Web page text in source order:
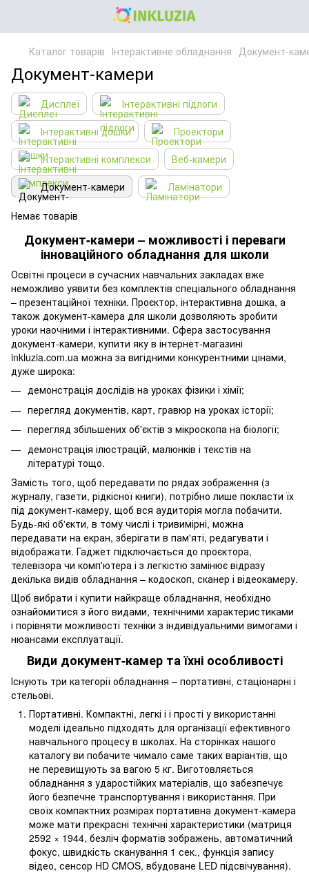
Каталог товарів Інтерактивне обладнання Документ-
Документ-камери
Дисплеї
Інтерактивні підлоги
Інтерактивні дошки
Проектори
Інтерактивні комплекси
Веб-камери
Документ-камери
Ламінатори
Немає товарів
Документ-камери – можливості і переваги
інноваційного обладнання для школи
Освітні процеси в сучасних навчальних закладах вже
неможливо уявити без комплектів спеціального обладнання
– презентаційної техніки. Проєктор, інтерактивна дошка, а
також документ-камера для школи дозволяють зробити
уроки наочними і інтерактивними. Сфера застосування
документ-камери, купити яку в інтернет-магазині
inkluzia.com.ua можна за вигідними конкурентними цінами,
дуже широка:
демонстрація дослідів на уроках фізики і хімії;
перегляд документів, карт, гравюр на уроках історії;
перегляд збільшених об'єктів з мікроскопа на біології;
демонстрація ілюстрацій, малюнків і текстів на
літературі тощо.
Замість того, щоб передавати по рядах зображення (з
журналу, газети, рідкісної книги), потрібно лише покласти їх
під документ-камеру, щоб вся аудиторія могла побачити.
Будь-які об'єкти, в тому числі і тривимірні, можна
передавати на екран, зберігати в пам'яті, редагувати і
відображати. Гаджет підключається до проєктора,
телевізора чи комп'ютера і з легкістю замінює відразу
декілька видів обладнання – кодоскоп, сканер і відеокамеру.
Щоб вибрати і купити найкраще обладнання, необхідно
ознайомитися з його видами, технічними характеристиками
і порівняти можливості техніки з індивідуальними вимогами і
нюансами експлуатації.
Види документ-камер та їхні особливості
Існують три категорії обладнання – портативні, стаціонарні і
стельові.
Портативні. Компактні, легкі і і прості у використанні
моделі ідеально підходять для організації ефективного
навчального процесу в школах. На сторінках нашого
каталогу ви побачите чимало саме таких варіантів, що
не перевищують за вагою 5 кг. Виготовляється
обладнання з ударостійких матеріалів, що забезпечує
його безпечне транспортування і використання. При
своїх компактних розмірах портативна документ-камера
може мати прекрасні технічні характеристики (матриця
2592 × 1944, безліч форматів зображень, автоматичний
фокус, швидкість сканування 1 сек., функція запису
відео, сенсор HD CMOS, вбудоване LED підсвічування).